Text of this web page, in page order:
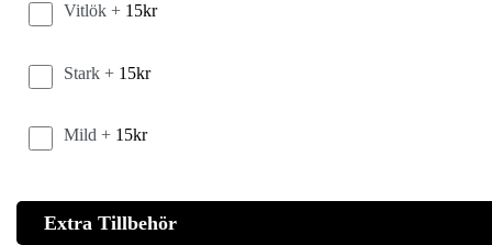
Vitlök + 15kr
Stark + 15kr
Mild + 15kr
Extra Tillbehör